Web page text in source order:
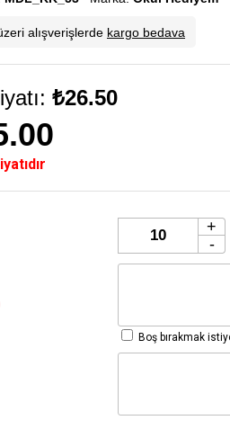
alışverişlerde kargo bedava
₺26.50
+
-
Boş bırakmak